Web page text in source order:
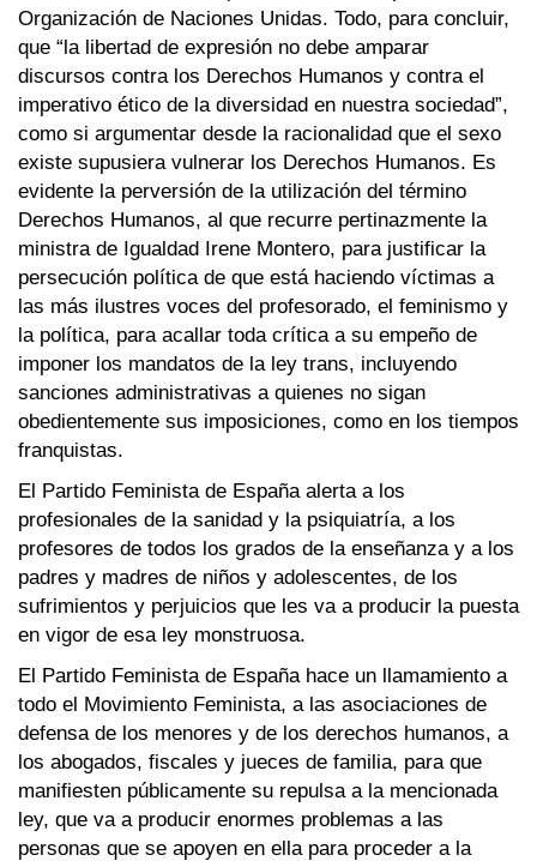
Organización de Naciones Unidas. Todo, para concluir,
que “la libertad de expresión no debe amparar
discursos contra los Derechos Humanos y contra el
imperativo ético de la diversidad en nuestra sociedad”,
como si argumentar desde la racionalidad que el sexo
existe supusiera vulnerar los Derechos Humanos. Es
evidente la perversión de la utilización del término
Derechos Humanos, al que recurre pertinazmente la
ministra de Igualdad Irene Montero, para justificar la
persecución política de que está haciendo víctimas a
las más ilustres voces del profesorado, el feminismo y
la política, para acallar toda crítica a su empeño de
imponer los mandatos de la ley trans, incluyendo
sanciones administrativas a quienes no sigan
obedientemente sus imposiciones, como en los tiempos
franquistas.
El Partido Feminista de España alerta a los
profesionales de la sanidad y la psiquiatría, a los
profesores de todos los grados de la enseñanza y a los
padres y madres de niños y adolescentes, de los
sufrimientos y perjuicios que les va a producir la puesta
en vigor de esa ley monstruosa.
El Partido Feminista de España hace un llamamiento a
todo el Movimiento Feminista, a las asociaciones de
defensa de los menores y de los derechos humanos, a
los abogados, fiscales y jueces de familia, para que
manifiesten públicamente su repulsa a la mencionada
ley, que va a producir enormes problemas a las
personas que se apoyen en ella para proceder a la